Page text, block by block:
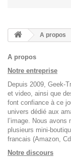
A propos
A propos
Notre entreprise
Depuis 2009, Geek-
et video, ainsi que
font confiance à ce
univers dédié aux
l’image. Nous
plusieurs mini-
francais (Amazon,
Notre discours